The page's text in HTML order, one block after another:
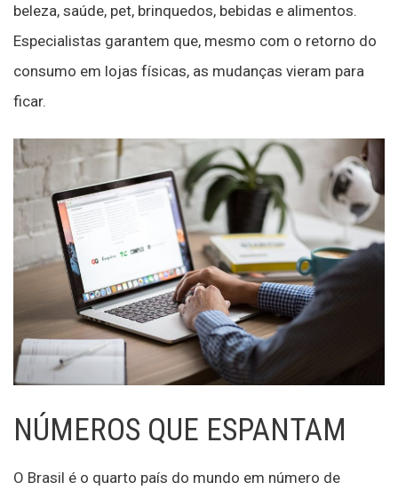
beleza, saúde, pet, brinquedos, bebidas e alimentos.
Especialistas garantem que, mesmo com o retorno do
consumo em lojas físicas, as mudanças vieram para
ficar.
NÚMEROS QUE ESPANTAM
O Brasil é o quarto país do mundo em número de